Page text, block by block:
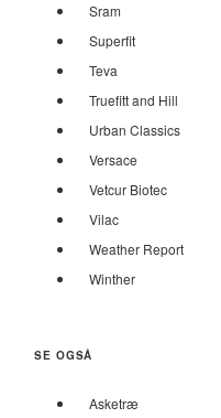
Sram
Superfit
Teva
Truefitt and Hill
Urban Classics
Versace
Vetcur Biotec
Vilac
Weather Report
Winther
SE OGSÅ
Asketræ